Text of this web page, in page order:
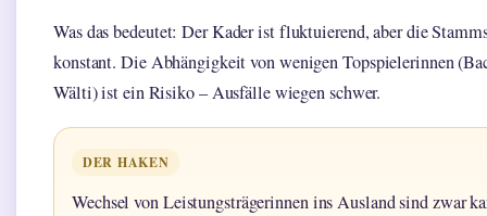
Was das bedeutet: Der Kader ist fluktuierend, aber die
konstant. Die Abhängigkeit von wenigen Topspielerinnen
Wälti) ist ein Risiko – Ausfälle wiegen schwer.
DER HAKEN
Wechsel von Leistungsträgerinnen ins Ausland sind zwar